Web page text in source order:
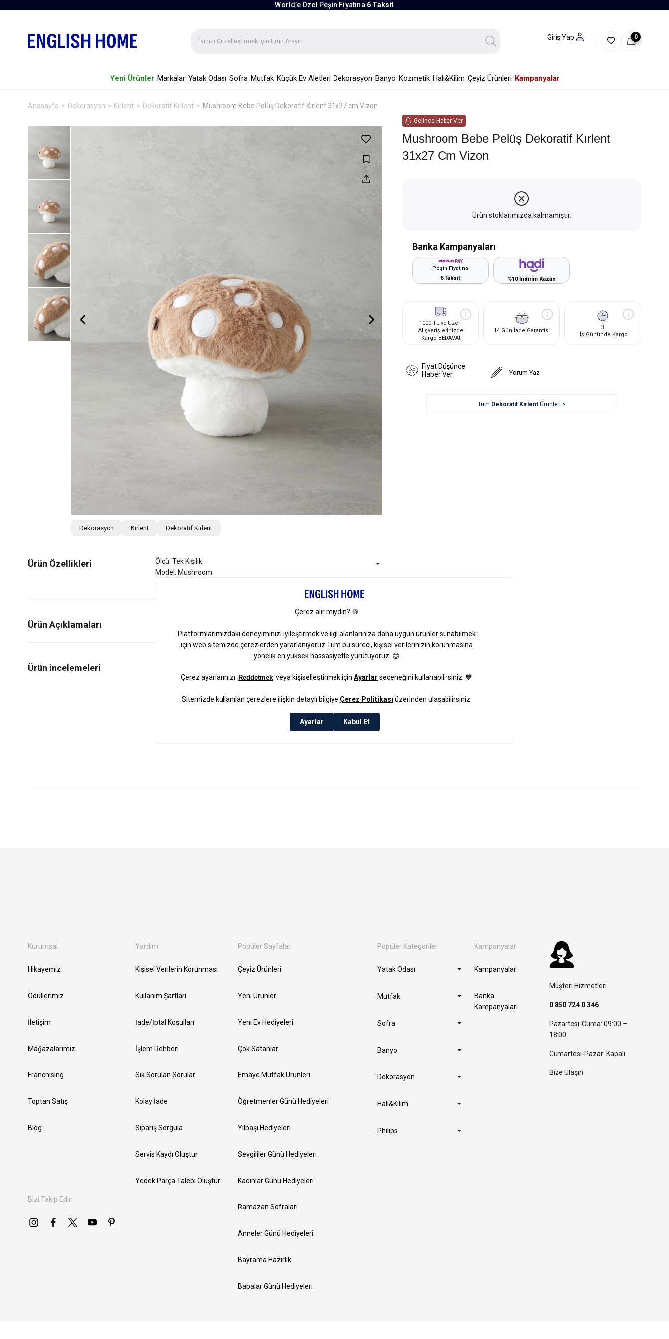
World’e Özel Peşin Fiyatına 6 Taksit
Giriş Yap 0
Yeni Ürünler Markalar Yatak Odası Sofra Mutfak Küçük Ev Aletleri Dekorasyon Banyo Kozmetik Halı&Kilim Çeyiz Ürünleri Kampanyalar
Anasayfa Dekorasyon Kırlent Dekoratif Kırlent Mushroom Bebe Pelüş Dekoratif Kırlent 31x27 cm Vizon
Dekorasyon Kırlent Dekoratif Kırlent
Ürün Özellikleri
Ölçü: Tek Kişilik
Model: Mushroom
Ürün Açıklamaları
Gelince Haber Ver
Mushroom Bebe Pelüş Dekoratif Kırlent
31x27 Cm Vizon
Ürün stoklarımızda kalmamıştır.
Banka Kampanyaları
Peşin Fiyatına
6 Taksit
%10 İndirim Kazan
1000 TL ve Üzeri
Alışverişlerinizde
Kargo BEDAVA!
14 Gün İade Garantisi 3
İş Gününde Kargo
Fiyat Düşünce
Haber Ver
Yorum Yaz
Tüm Dekoratif KırlentÜrünleri >
Kurumsal
Hikayemiz
Ödüllerimiz
İletişim
Mağazalarımız
Franchising
Toptan Satış
Blog
Bizi Takip Edin
Yardım
Kişisel Verilerin Korunması
Kullanım Şartları
İade/İptal Koşulları
İşlem Rehberi
Sık Sorulan Sorular
Kolay İade
Sipariş Sorgula
Servis Kaydı Oluştur
Yedek Parça Talebi Oluştur
Popüler Sayfalar
Çeyiz Ürünleri
Yeni Ürünler
Yeni Ev Hediyeleri
Çok Satanlar
Emaye Mutfak Ürünleri
Öğretmenler Günü Hediyeleri
Yılbaşı Hediyeleri
Sevgililer Günü Hediyeleri
Kadınlar Günü Hediyeleri
Ramazan Sofraları
Anneler Günü Hediyeleri
Bayrama Hazırlık
Babalar Günü Hediyeleri
Popüler Kategoriler
Yatak Odası
Mutfak
Sofra
Banyo
Dekorasyon
Halı&Kilim
Philips
Kampanyalar
Kampanyalar
Banka
Kampanyaları
Müşteri Hizmetleri
0 850 724 0 346
Pazartesi-Cuma: 09:00 –
18:00
Cumartesi-Pazar: Kapalı
Bize Ulaşın